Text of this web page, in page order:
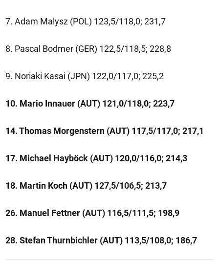
7. Adam Malysz (POL) 123,5/118,0; 231,7
8. Pascal Bodmer (GER) 122,5/118,5; 228,8
9. Noriaki Kasai (JPN) 122,0/117,0; 225,2
10. Mario Innauer (AUT) 121,0/118,0; 223,7
14. Thomas Morgenstern (AUT) 117,5/117,0; 217,1
17. Michael Hayböck (AUT) 120,0/116,0; 214,3
18. Martin Koch (AUT) 127,5/106,5; 213,7
26. Manuel Fettner (AUT) 116,5/111,5; 198,9
28. Stefan Thurnbichler (AUT) 113,5/108,0; 186,7